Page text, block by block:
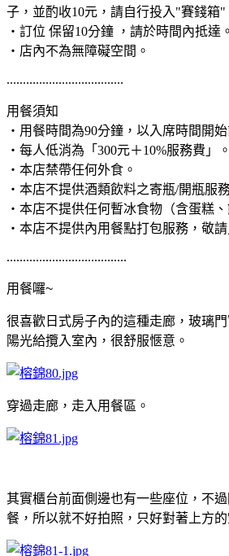
子，並酌收10元，請自行投入"賽錢箱"
・訂位 保留10分鐘 ，請於時間內抵達。
・店內不為無障礙空間。
....................................
用餐須知
・用餐時間為90分鐘，以入席時間開
・每人低消為「300元＋10%服務費」。
・本店禁帶任何外食。
・本店不提供酒類飲料之寄瓶/開瓶服
・本店不提供任何暫冰食物（含蛋糕
・本店不提供內用餐點打包服務，敬請
.....................................
用餐囉~
很喜歡日式房子內的這種走廊，玻璃
陽光給攬入室內，很舒服愜意。
穿過走廊，走入用餐區。
其實櫃台前面側邊也有一些座位，不
餐，所以就不好拍照，只好對著上方的